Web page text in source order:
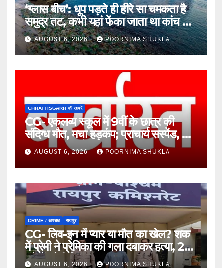
‘ग्लास बीच’: धूप पड़ते ही हीरे सा चमकता है
समुद्र तट, कभी यहां फेंका जाता था कांच का
कचरा!…
AUGUST 6, 2026 POORNIMA SHUKLA
CHHATTISGARH की खबरें
CG- एकलव्य स्कूल में 9वीं के छात्र की
संदिग्ध मौत, मचा हड़कंप; प्राचार्य सस्पेंड, 7
दिन में खुलेगा मौत का राज!…
AUGUST 6, 2026 POORNIMA SHUKLA
CRIME / अपराध रायपुर
CG- लिव-इन में प्यार या मौत का खेल? शक
में प्रेमी ने प्रेमिका की गला दबाकर हत्या, 24
घंटे में प्रेमी गिरफ्तार…
AUGUST 6, 2026 POORNIMA SHUKLA